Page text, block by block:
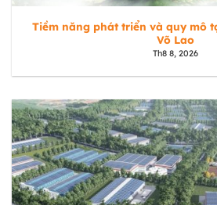
Tiềm năng phát triển và quy mô
Võ Lao
Th8 8, 2026